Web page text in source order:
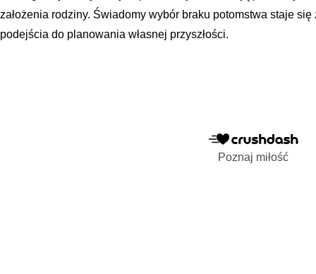
założenia rodziny. Świadomy wybór braku potomstwa staje
podejścia do planowania własnej przyszłości.
Poznaj miłość